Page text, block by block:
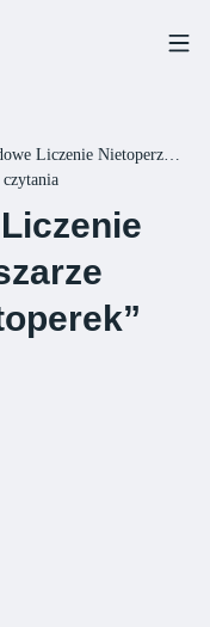
Międzynarodowe Liczenie Nietoperzy na obszarze Natura 2000 „Nietoperek”